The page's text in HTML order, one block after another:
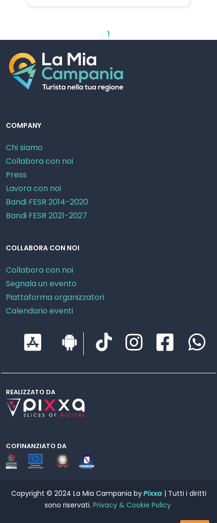
1
COMPANY
Chi siamo
Collabora con noi
Press
Lavora con noi
Bandi FESR 2014-2020
Bandi FESR 2021-2027
COLLABORA CON NOI
Collabora con noi
Segnala un evento
Piattaforma organizzatori
Calendario eventi
REALIZZATO DA
COFINANZIATO DA
Copyright © 2024 La Mia Campania byPixxa| Tutti i diritti
sono riservati. Privacy & Cookie Policy